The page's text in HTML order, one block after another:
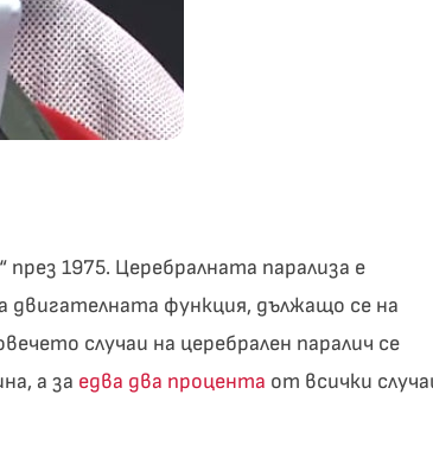
1975. Церебралната парализа е
двигателната функция, дължащо се на
случаи на церебрален паралич се
а за едва два процента от всички